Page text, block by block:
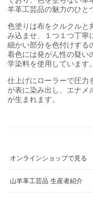
羊革工芸品の魅力のひと
色塗りは布をクルクルと
み込ませ、１つ１つ丁寧
細かい部分を色付けする
着色には発がん性の疑い
学染料を使用しています。
仕上げにローラーで圧力
が表に染み出し、エナメ
が生まれます。
オンラインショップで見る
山羊革工芸品 生産者紹介